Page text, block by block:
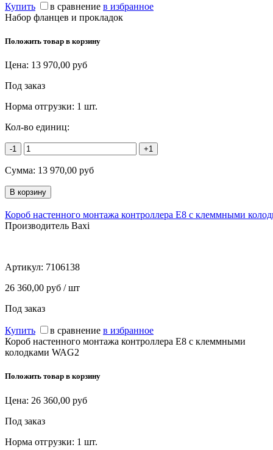
Купить в сравнение в избранное
Набор фланцев и прокладок
Положить товар в корзину
Цена: 13 970,00 руб
Под заказ
Норма отгрузки: 1 шт.
Кол-во единиц:
-1 +1
Сумма: 13 970,00 руб
Короб настенного монтажа контроллера E8 с клеммными
Производитель Baxi
Артикул: 7106138
26 360,00 руб / шт
Под заказ
Купить в сравнение в избранное
Короб настенного монтажа контроллера E8 с клеммными
колодками WAG2
Положить товар в корзину
Цена: 26 360,00 руб
Под заказ
Норма отгрузки: 1 шт.